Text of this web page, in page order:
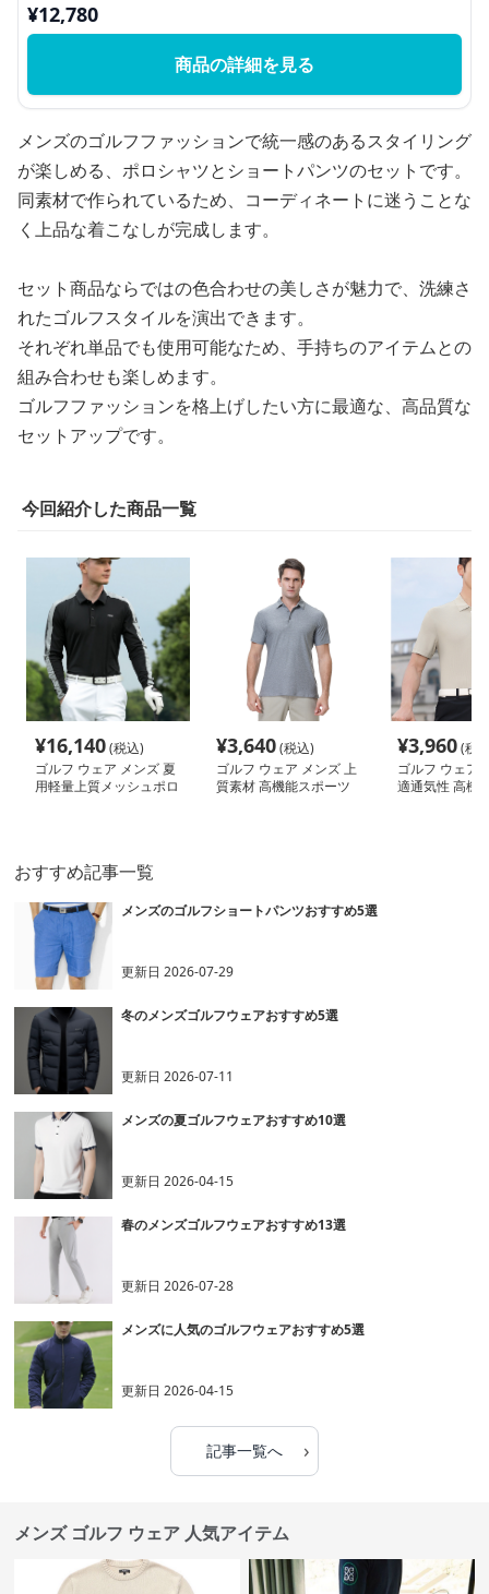
¥12,780
商品の詳細を見る
メンズのゴルフファッションで統一感のあるスタイリング
が楽しめる、ポロシャツとショートパンツのセットです。
同素材で作られているため、コーディネートに迷うことな
く上品な着こなしが完成します。
セット商品ならではの色合わせの美しさが魅力で、洗練さ
れたゴルフスタイルを演出できます。
それぞれ単品でも使用可能なため、手持ちのアイテムとの
組み合わせも楽しめます。
ゴルフファッションを格上げしたい方に最適な、高品質な
セットアップです。
今回紹介した商品一覧
¥16,140(税込)
ゴルフ ウェア メンズ 夏
用軽量上質メッシュポロ
¥3,640(税込)
ゴルフ ウェア メンズ 上
質素材 高機能スポーツ
¥3,960(税
ゴルフ ウェア
適通気性 高機
おすすめ記事一覧
メンズのゴルフショートパンツおすすめ5選
更新日2026-07-29
冬のメンズゴルフウェアおすすめ5選
更新日2026-07-11
メンズの夏ゴルフウェアおすすめ10選
更新日2026-04-15
春のメンズゴルフウェアおすすめ13選
更新日2026-07-28
メンズに人気のゴルフウェアおすすめ5選
更新日2026-04-15
記事一覧へ ›
メンズ ゴルフ ウェア 人気アイテム